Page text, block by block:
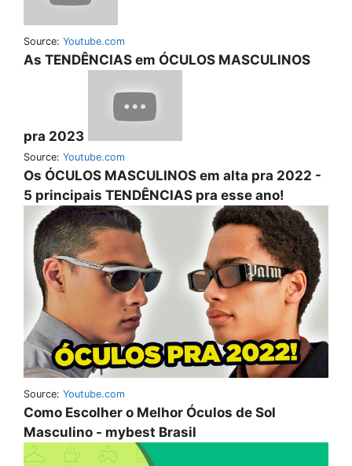
Source: Youtube.com
As TENDÊNCIAS em ÓCULOS MASCULINOS
pra 2023
Source: Youtube.com
Os ÓCULOS MASCULINOS em alta pra 2022 -
5 principais TENDÊNCIAS pra esse ano!
Source: Youtube.com
Como Escolher o Melhor Óculos de Sol
Masculino - mybest Brasil